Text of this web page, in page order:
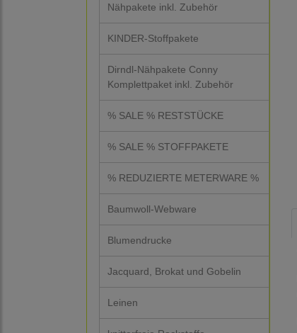
Nähpakete inkl. Zubehör
KINDER-Stoffpakete
Dirndl-Nähpakete Conny
Komplettpaket inkl. Zubehör
% SALE % RESTSTÜCKE
% SALE % STOFFPAKETE
% REDUZIERTE METERWARE %
Baumwoll-Webware
Blumendrucke
Jacquard, Brokat und Gobelin
Leinen